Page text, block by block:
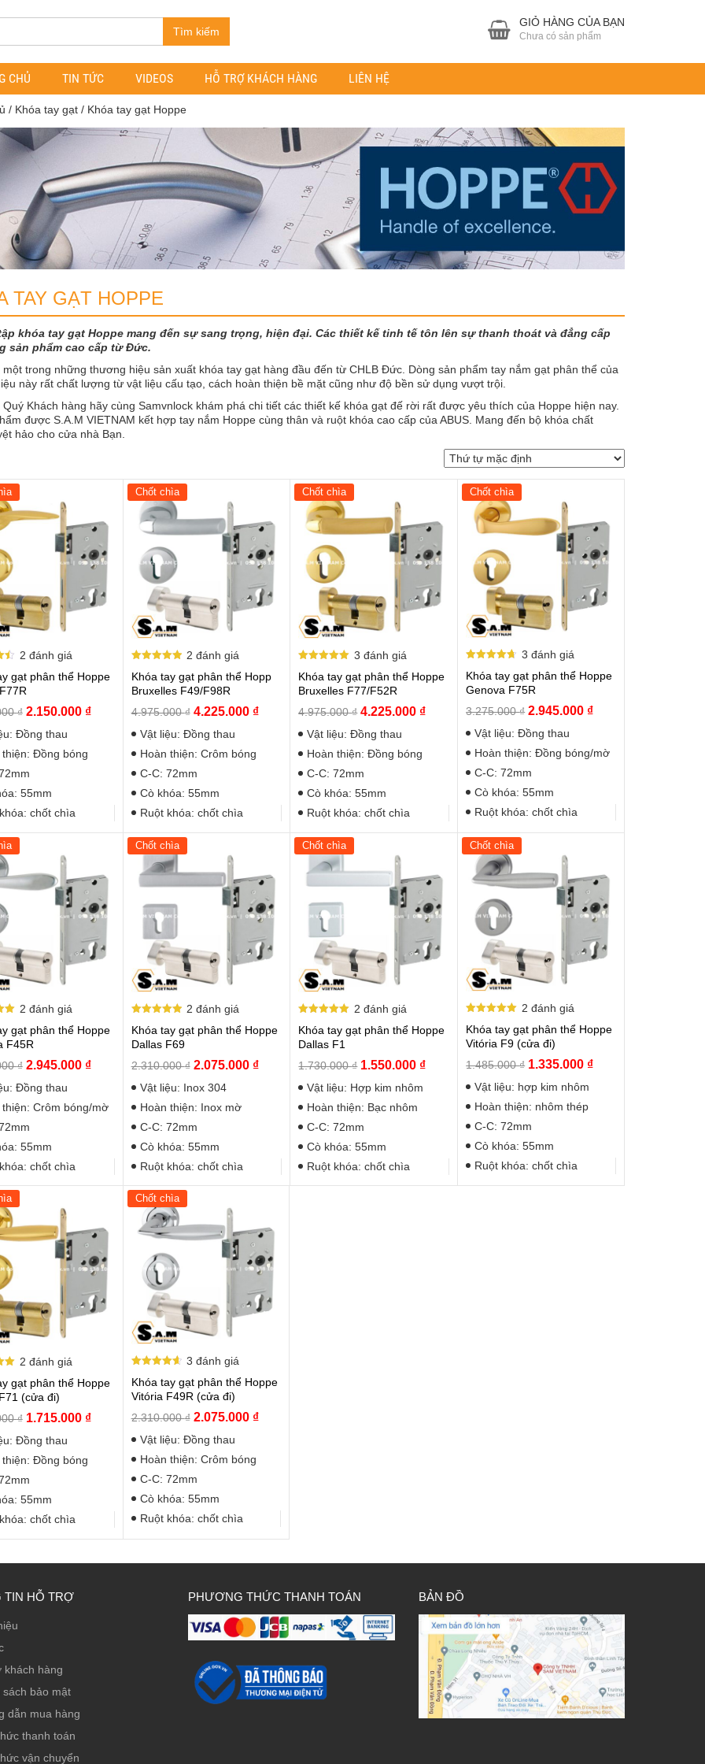
Tìm kiếm
GIỎ HÀNG CỦA BẠN
Chưa có sản phẩm
CHỦ TIN TỨC VIDEOS HỖ TRỢ KHÁCH HÀNG LIÊN HỆ
/ Khóa tay gạt/ Khóa tay gạt Hoppe
TAY GẠT HOPPE
khóa tay gạt Hoppe mang đến sự sang trọng, hiện đại. Các thiết kế tinh tế tôn lên sự thanh thoát và đẳng cấp
sản phẩm cao cấp từ Đức.
một trong những thương hiệu sản xuất khóa tay gạt hàng đầu đến từ CHLB Đức. Dòng sản phẩm tay nắm gạt phân thể của
này rất chất lượng từ vật liệu cấu tạo, cách hoàn thiện bề mặt cũng như độ bền sử dụng vượt trội.
Khách hàng hãy cùng Samvnlockkhám phá chi tiết các thiết kế khóa gạt đế rờirất được yêu thích của Hoppe hiện nay.
được S.A.M VIETNAM kết hợp tay nắm Hoppe cùng thân và ruột khóa cao cấp của ABUS. Mang đến bộ khóa chất
hảo cho cửa nhà Bạn.
2 đánh giá
gạt phân thể Hoppe
₫ Giá
gốc
là:
2.400.000 ₫.
2.150.000 ₫Giá
2.150.000 ₫.
Đồng thau
thiện: Đồng bóng
55mm
chốt chìa
Chốt chìa
hạng
5.00
5 sao
2 đánh giá
Khóa tay gạt phân thể Hopp
Bruxelles F49/F98R
4.975.000₫ Giá
gốc
là:
4.975.000 ₫.
4.225.000 ₫Giá
4.225.000 ₫.
Vật liệu: Đồng thau
Hoàn thiện: Crôm bóng
C-C: 72mm
Cò khóa: 55mm
Ruột khóa: chốt chìa
Chốt chìa
hạng
5.00
5 sao
3 đánh giá
Khóa tay gạt phân thể Hoppe
Bruxelles F77/F52R
4.975.000₫ Giá
gốc
là:
4.975.000 ₫.
4.225.000 ₫Giá
4.225.000 ₫.
Vật liệu: Đồng thau
Hoàn thiện: Đồng bóng
C-C: 72mm
Cò khóa: 55mm
Ruột khóa: chốt chìa
Chốt chìa
hạng
4.67
5 sao
3 đánh giá
Khóa tay gạt phân thể Hoppe
Genova F75R
3.275.000₫ Giá
gốc
là:
3.275.000 ₫.
2.945.000 ₫Giá
là:
Vật liệu: Đồng thau
Hoàn thiện: Đồng bóng/mờ
C-C: 72mm
Cò khóa: 55mm
Ruột khóa: chốt chìa
2 đánh giá
gạt phân thể Hoppe
F45R
₫ Giá
gốc
là:
3.275.000 ₫.
2.945.000 ₫Giá
là:
2.945.000 ₫.
Đồng thau
thiện: Crôm bóng/mờ
55mm
chốt chìa
Chốt chìa
hạng
5.00
5 sao
2 đánh giá
Khóa tay gạt phân thể Hoppe
Dallas F69
2.310.000₫ Giá
gốc
2.310.000 ₫.
2.075.000 ₫Giá
2.075.000 ₫.
Vật liệu: Inox 304
Hoàn thiện: Inox mờ
C-C: 72mm
Cò khóa: 55mm
Ruột khóa: chốt chìa
Chốt chìa
hạng
5.00
5 sao
2 đánh giá
Khóa tay gạt phân thể Hoppe
Dallas F1
1.730.000₫ Giá
gốc
là:
1.730.000 ₫.
1.550.000 ₫Giá
1.550.000 ₫.
Vật liệu: Hợp kim nhôm
Hoàn thiện: Bạc nhôm
C-C: 72mm
Cò khóa: 55mm
Ruột khóa: chốt chìa
Chốt chìa
hạng
5.00
5 sao
2 đánh giá
Khóa tay gạt phân thể Hoppe
Vitória F9 (cửa đi)
1.485.000₫ Giá
gốc
là:
1.485.000 ₫.
1.335.000 ₫Giá
Vật liệu: hợp kim nhôm
Hoàn thiện: nhôm thép
C-C: 72mm
Cò khóa: 55mm
Ruột khóa: chốt chìa
2 đánh giá
gạt phân thể Hoppe
(cửa đi)
₫ Giá
gốc
là:
1.910.000 ₫.
1.715.000 ₫Giá
1.715.000 ₫.
Đồng thau
thiện: Đồng bóng
55mm
chốt chìa
Chốt chìa
hạng
4.67
5 sao
3 đánh giá
Khóa tay gạt phân thể Hoppe
Vitória F49R (cửa đi)
2.310.000₫ Giá
gốc
là:
2.310.000 ₫.
2.075.000 ₫Giá
Vật liệu: Đồng thau
Hoàn thiện: Crôm bóng
C-C: 72mm
Cò khóa: 55mm
Ruột khóa: chốt chìa
TIN HỖ TRỢ
khách hàng
sách bảo mật
dẫn mua hàng
thanh toán
vận chuyển
PHƯƠNG THỨC THANH TOÁN BẢN ĐỒ